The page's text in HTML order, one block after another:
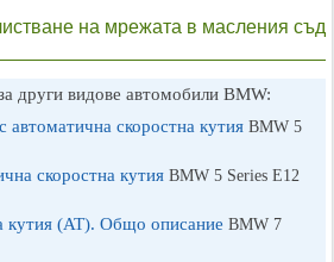
на мрежата в масления съд
други видове автомобили BMW:
автоматична скоростна кутия BMW 5
скоростна кутия BMW 5 Series E12
кутия (AT). Общо описание BMW 7